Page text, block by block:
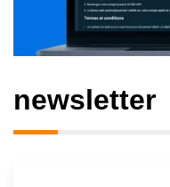
newsletter